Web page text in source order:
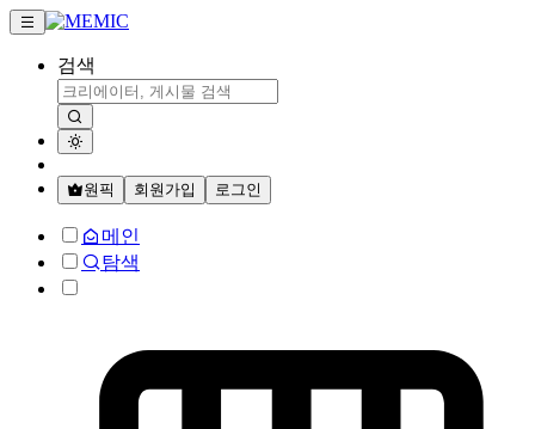
검색
원픽 회원가입 로그인
메인
탐색